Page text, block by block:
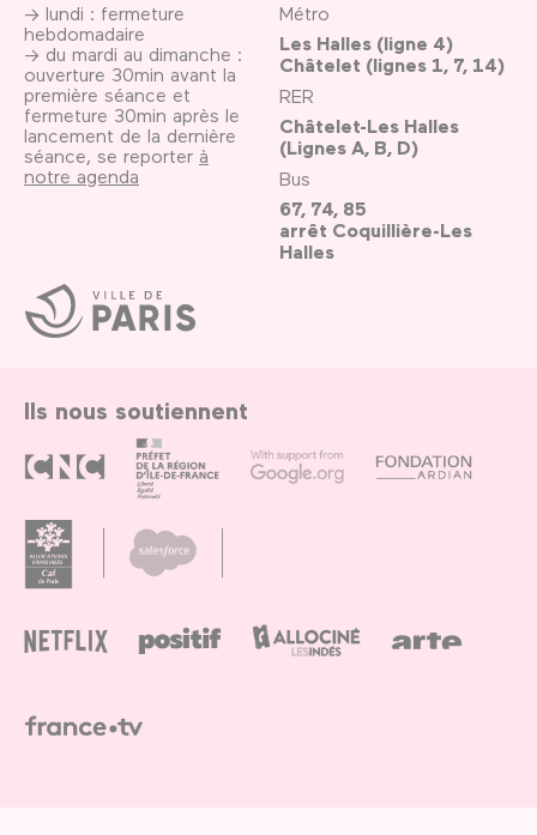
Ville
de
Paris
→ lundi : fermeture
hebdomadaire
→ du mardi au dimanche :
ouverture 30min avant la
première séance et
fermeture 30min après le
lancement de la dernière
séance, se reporter à
notre agenda
Métro
Les Halles (ligne 4)
Châtelet (lignes 1, 7, 14)
RER
Châtelet-Les Halles
(Lignes A, B, D)
Bus
67, 74, 85
arrêt Coquillière-Les
Halles
Ils nous soutiennent